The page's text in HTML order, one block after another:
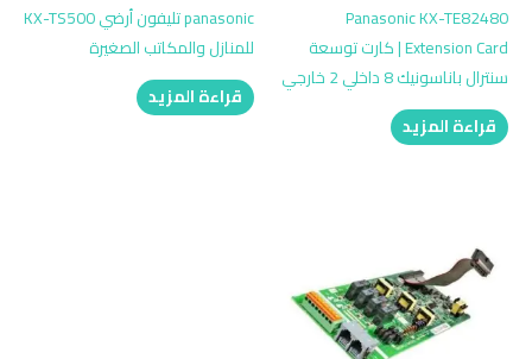
Panasonic KX-TE82480
Extension Card | كارت توسعة
سنترال باناسونيك 8 داخلي 2 خارجي
قراءة المزيد
panasonic تليفون أرضي KX-TS500
للمنازل والمكاتب الصغيرة
قراءة المزيد